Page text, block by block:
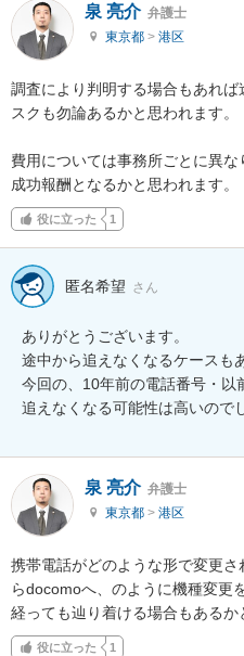
泉 亮介 弁護士
東京都 > 港区
調査により判明する場合もあれ
スクも勿論あるかと思われます。
費用については事務所ごとに異
成功報酬となるかと思われます。
役に立った 1
匿名希望 さん
ありがとうございます。
途中から追えなくなるケースも
今回の、10年前の電話番号・以
泉 亮介 弁護士
東京都 > 港区
携帯電話がどのような形で変更
らdocomoへ、のように機種変更
経っても辿り着ける場合もあるか
役に立った 1